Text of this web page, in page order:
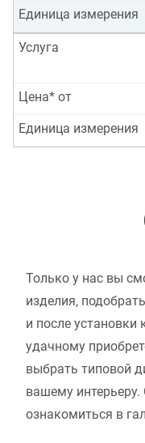
Единица измерения
Услуга
Цена* от
Единица измерения
Только у нас вы
изделия,
и после
удачному
выбрать типовой
вашему
ознакомиться в